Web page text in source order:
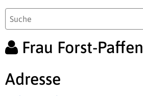
Frau Forst-Paffen
Adresse